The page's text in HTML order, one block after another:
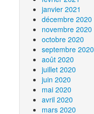
janvier 2021
décembre 2020
novembre 2020
octobre 2020
septembre 2020
août 2020
juillet 2020
juin 2020
mai 2020
avril 2020
mars 2020